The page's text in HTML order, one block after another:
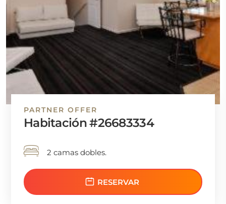
PARTNER OFFER
Habitación #26683334
2 camas dobles.
RESERVAR